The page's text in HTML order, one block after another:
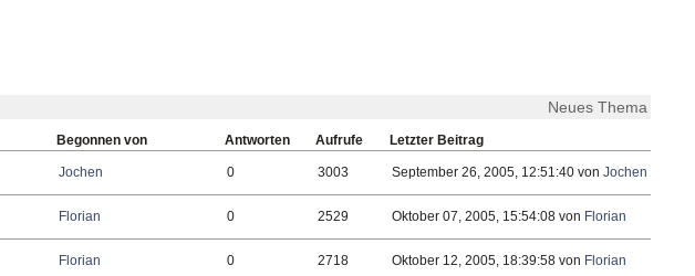
Neues Thema
Begonnen von Antworten Aufrufe Letzter Beitrag
Jochen 0 3003 September 26, 2005, 12:51:40 von Jochen
Florian 0 2529 Oktober 07, 2005, 15:54:08 von Florian
Florian 0 2718 Oktober 12, 2005, 18:39:58 von Florian